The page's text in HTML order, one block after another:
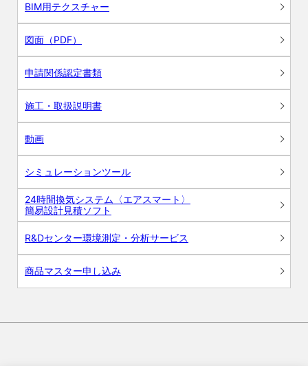
BIM用テクスチャー
図面（PDF）
申請関係認定書類
施工・取扱説明書
動画
シミュレーションツール
24時間換気システム〈エアスマート〉
簡易設計見積ソフト
R&Dセンター環境測定・分析サービス
商品マスター申し込み